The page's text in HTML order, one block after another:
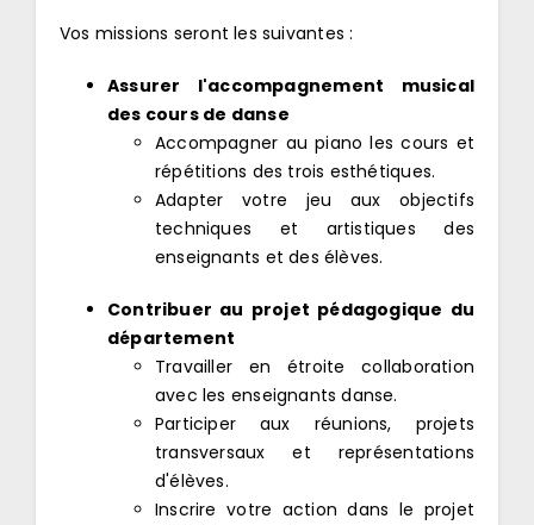
Vos missions seront les suivantes :
Assurer l'accompagnement musical
des cours de danse
Accompagner au piano les cours et
répétitions des trois esthétiques.
Adapter votre jeu aux objectifs
techniques et artistiques des
enseignants et des élèves.
Contribuer au projet pédagogique du
département
Travailler en étroite collaboration
avec les enseignants danse.
Participer aux réunions, projets
transversaux et représentations
d'élèves.
Inscrire votre action dans le projet